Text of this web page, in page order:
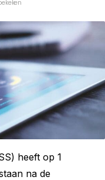
heeft op 1
na de